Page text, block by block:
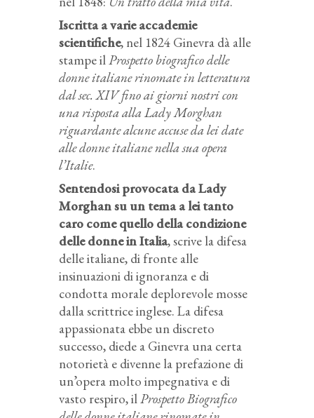
Iscritta a varie accademie
scientifiche, nel 1824 Ginevra dà alle
stampe ilProspetto biografico delle
donne italiane rinomate in letteratura
dal sec. XIV fino ai giorni nostri con
una risposta alla Lady Morghan
riguardante alcune accuse da lei date
alle donne italiane nella sua opera
l’Italie.
Sentendosi provocata da Lady
Morghan su un tema a lei tanto
caro come quello della condizione
delle donne in Italia, scrive la difesa
delle italiane, di fronte alle
insinuazioni di ignoranza e di
condotta morale deplorevole mosse
dalla scrittrice inglese. La difesa
appassionata ebbe un discreto
successo, diede a Ginevra una certa
notorietà e divenne la prefazione di
un’opera molto impegnativa e di
vasto respiro, ilProspetto Biografico